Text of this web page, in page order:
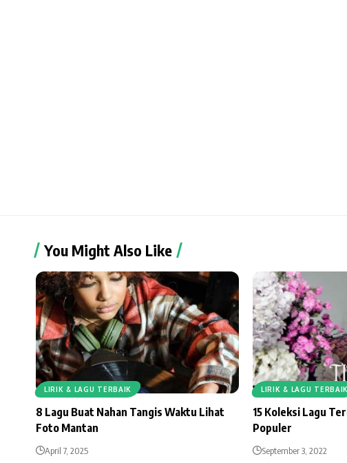
You Might Also Like
LIRIK & LAGU TERBAIK
8 Lagu Buat Nahan Tangis Waktu Lihat
Foto Mantan
April 7, 2025
LIRIK & LAGU TERBAIK
15 Koleksi Lagu
Populer
September 3, 2022